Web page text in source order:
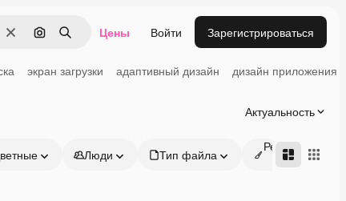
ОчиститьПоиск по изображению
Поиск Цены Войти Зарегистрироваться
экран загрузки адаптивный дизайн дизайн приложения
Актуальность
Люди Тип файла
Редактируемые
онлайн